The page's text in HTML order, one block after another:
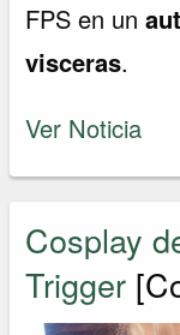
FPS en un
visceras.
Ver Noticia
Cosplay
Trigger